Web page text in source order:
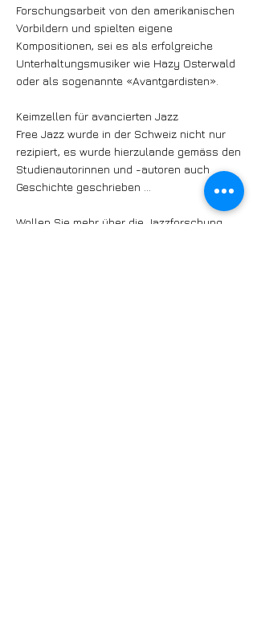
Forschungsarbeit von den amerikanischen
Vorbildern und spielten eigene
Kompositionen, sei es als erfolgreiche
Unterhaltungsmusiker wie Hazy Osterwald
oder als sogenannte «Avantgardisten».
Keimzellen für avancierten Jazz
Free Jazz wurde in der Schweiz nicht nur
rezipiert, es wurde hierzulande gemäss den
Studienautorinnen und -autoren auch
Geschichte geschrieben ...
Wollen Sie mehr über die Jazzforschung